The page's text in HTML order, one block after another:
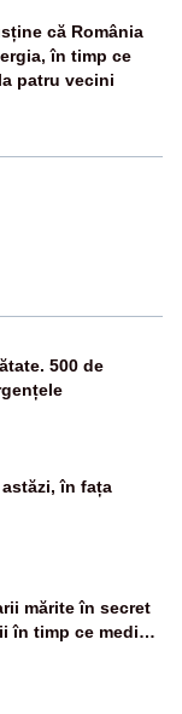
că România
în timp ce
patru vecini
500 de
în fața
mărite în secret
în timp ce medicii